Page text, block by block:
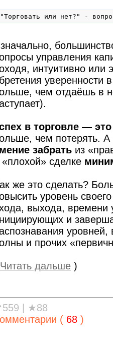
"Торговать или нет?" -
управления
интуитивно или
уверенности
чем отдаёшь в
в торговле — это
чем потерять. А
забрать из
«плохой» сделке
же это сделать?
уровень
выхода, времени
и
и прочих
Читать дальше )
559
★88
( 68 )